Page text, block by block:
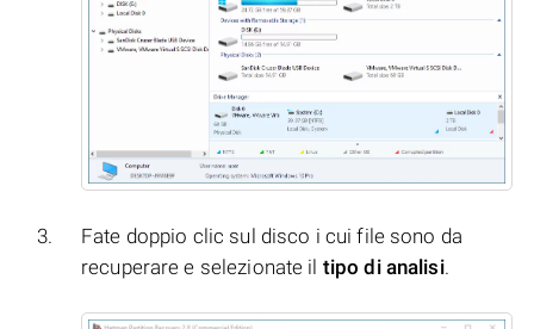
Fate doppio clic sul disco i cui file sono da
recuperare e selezionate il tipo di analisi.